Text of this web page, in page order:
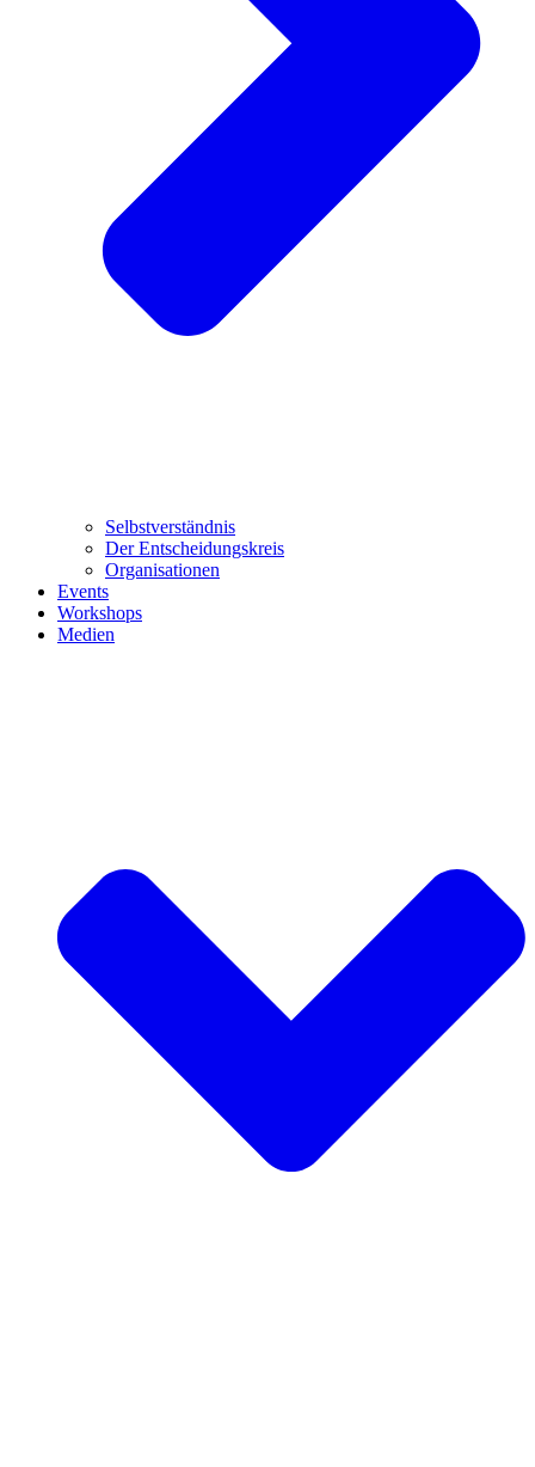
Selbstverständnis
Der Entscheidungskreis
Organisationen
Events
Workshops
Medien